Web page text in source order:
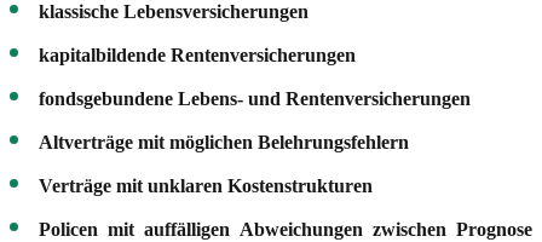
klassische Lebensversicherungen
kapitalbildende Rentenversicherungen
fondsgebundene Lebens- und Rentenversicherungen
Altverträge mit möglichen Belehrungsfehlern
Verträge mit unklaren Kostenstrukturen
Policen mit auffälligen Abweichungen zwischen Prognose